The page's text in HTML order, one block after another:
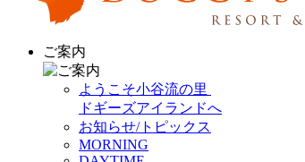
ご案内
ようこそ小谷流の里
ドギーズアイランドへ
お知らせ/トピックス
MORNING